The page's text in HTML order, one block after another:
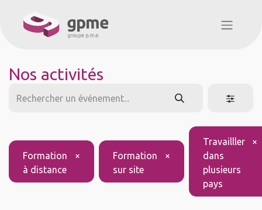
Nos activités
Formation
à distance
×
Formation
sur site
×
Travailller
dans
plusieurs
pays
×